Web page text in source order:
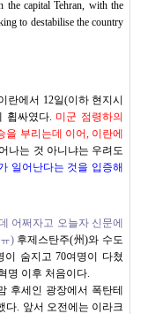
the capital Tehran, with the
to destabilise the country
에서 12일(이하 현지시
휩싸였다. 미군 점령하의
부리는데 이어, 이란에
나는 것 아니냐는 우려도
일어난다는 것을 입증해
어쩌자고 오늘자 신문에
)후제스탄주(州)와 수도
이 숨지고 70여명이 다쳤
명 이후 처음이다.
후세인 광장에서 폭탄테
다. 앞서 오전에는 이라크